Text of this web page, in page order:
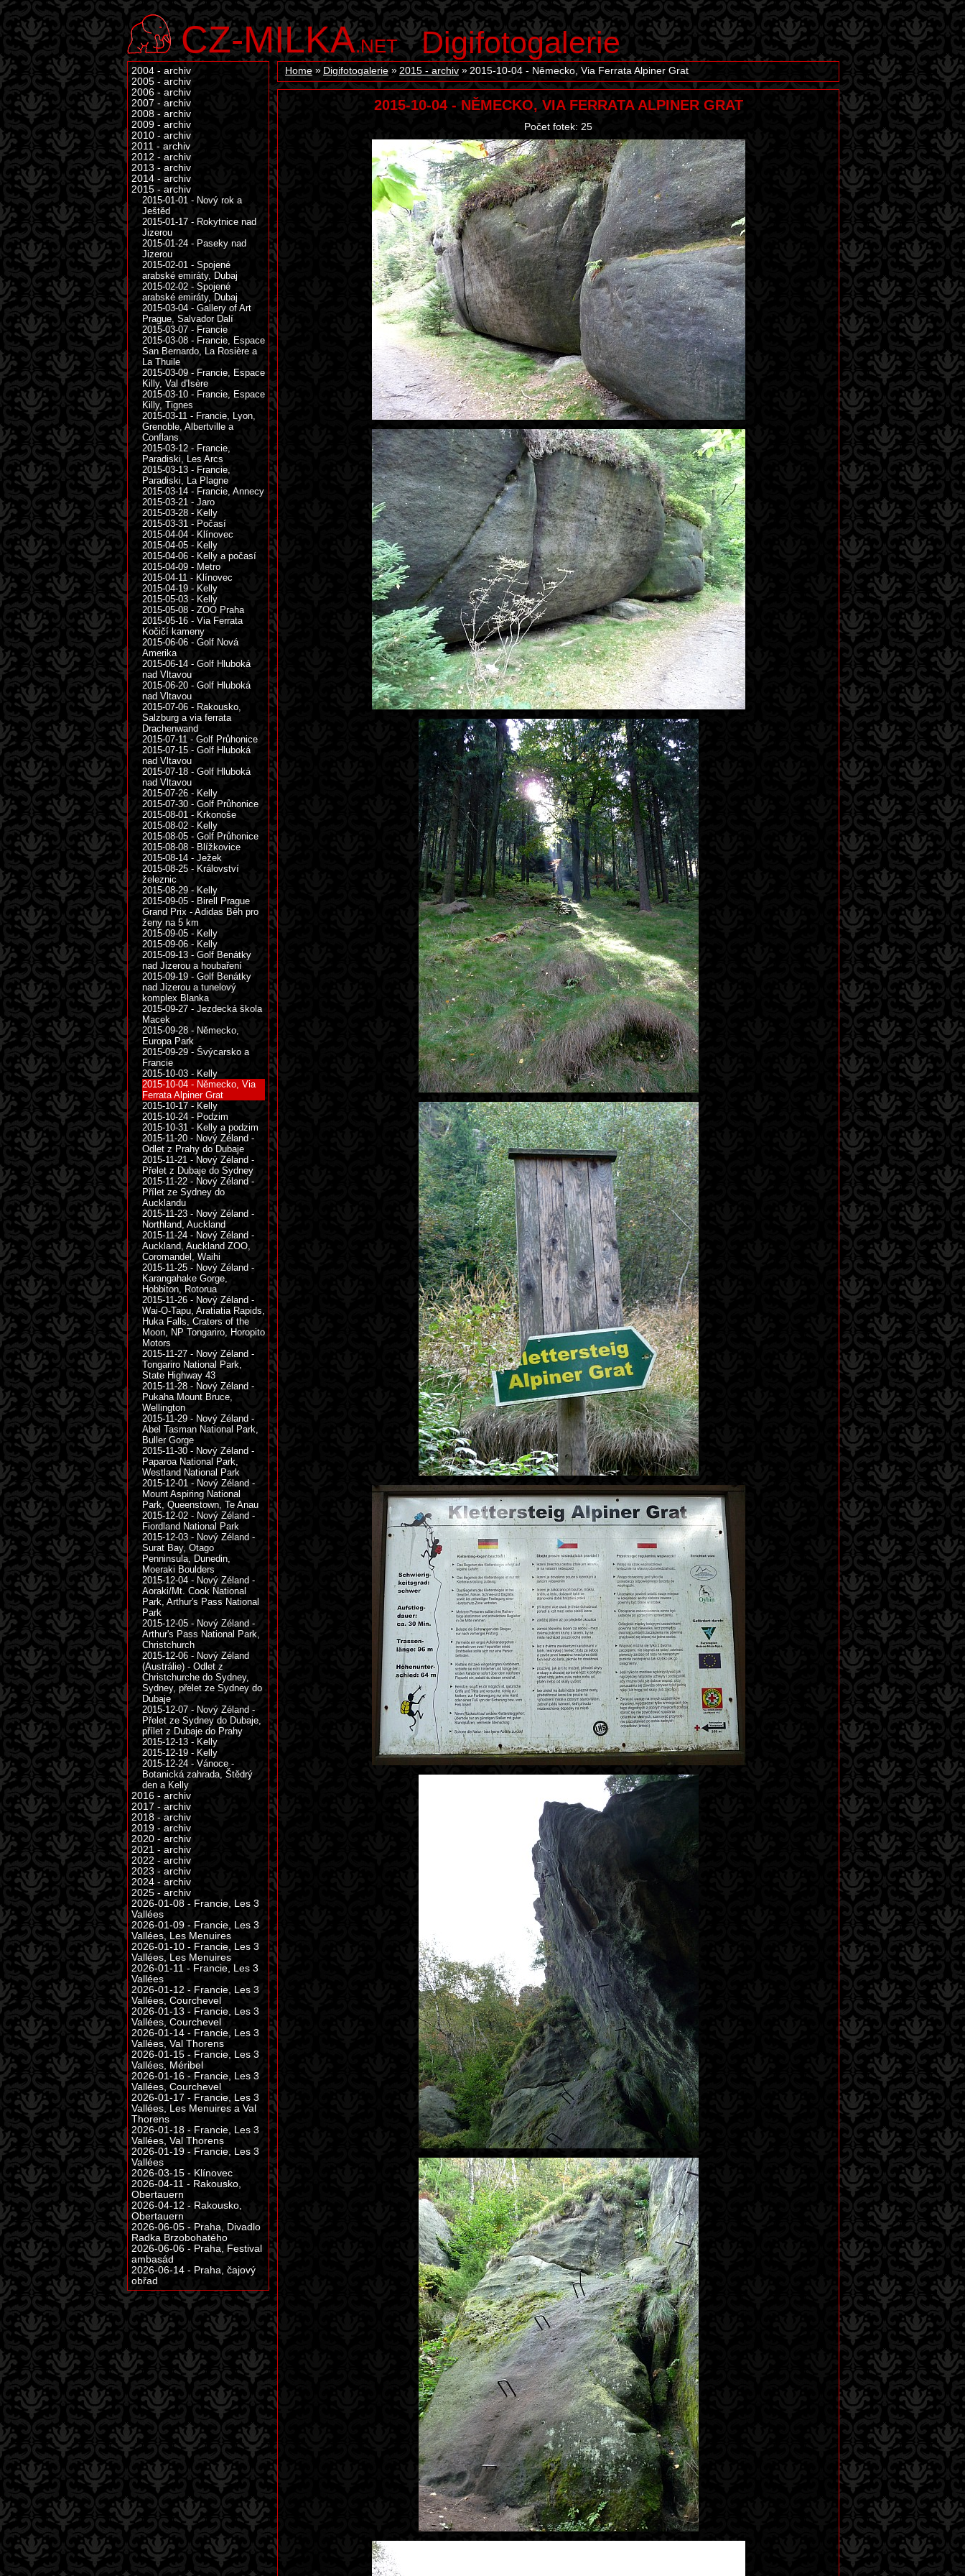
CZ-MILKA.NET Digifotogalerie
Home Digifotogalerie 2015 - archiv 2015-10-04 - Německo, Via Ferrata Alpiner Grat
2015-10-04 - NĚMECKO, VIA FERRATA ALPINER GRAT
Počet fotek: 25
2004 - archiv
2005 - archiv
2006 - archiv
2007 - archiv
2008 - archiv
2009 - archiv
2010 - archiv
2011 - archiv
2012 - archiv
2013 - archiv
2014 - archiv
2015 - archiv
2015-01-01 - Nový rok a
Ještěd
2015-01-17 - Rokytnice nad
Jizerou
2015-01-24 - Paseky nad
Jizerou
2015-02-01 - Spojené
arabské emiráty, Dubaj
2015-02-02 - Spojené
arabské emiráty, Dubaj
2015-03-04 - Gallery of Art
Prague, Salvador Dalí
2015-03-07 - Francie
2015-03-08 - Francie, Espace
San Bernardo, La Rosière a
La Thuile
2015-03-09 - Francie, Espace
Killy, Val d'Isère
2015-03-10 - Francie, Espace
Killy, Tignes
2015-03-11 - Francie, Lyon,
Grenoble, Albertville a
Conflans
2015-03-12 - Francie,
Paradiski, Les Arcs
2015-03-13 - Francie,
Paradiski, La Plagne
2015-03-14 - Francie, Annecy
2015-03-21 - Jaro
2015-03-28 - Kelly
2015-03-31 - Počasí
2015-04-04 - Klínovec
2015-04-05 - Kelly
2015-04-06 - Kelly a počasí
2015-04-09 - Metro
2015-04-11 - Klínovec
2015-04-19 - Kelly
2015-05-03 - Kelly
2015-05-08 - ZOO Praha
2015-05-16 - Via Ferrata
Kočičí kameny
2015-06-06 - Golf Nová
Amerika
2015-06-14 - Golf Hluboká
nad Vltavou
2015-06-20 - Golf Hluboká
nad Vltavou
2015-07-06 - Rakousko,
Salzburg a via ferrata
Drachenwand
2015-07-11 - Golf Průhonice
2015-07-15 - Golf Hluboká
nad Vltavou
2015-07-18 - Golf Hluboká
nad Vltavou
2015-07-26 - Kelly
2015-07-30 - Golf Průhonice
2015-08-01 - Krkonoše
2015-08-02 - Kelly
2015-08-05 - Golf Průhonice
2015-08-08 - Blížkovice
2015-08-14 - Ježek
2015-08-25 - Království
železnic
2015-08-29 - Kelly
2015-09-05 - Birell Prague
Grand Prix - Adidas Běh pro
ženy na 5 km
2015-09-05 - Kelly
2015-09-06 - Kelly
2015-09-13 - Golf Benátky
nad Jizerou a houbaření
2015-09-19 - Golf Benátky
nad Jizerou a tunelový
komplex Blanka
2015-09-27 - Jezdecká škola
Macek
2015-09-28 - Německo,
Europa Park
2015-09-29 - Švýcarsko a
Francie
2015-10-03 - Kelly
2015-10-04 - Německo, Via
Ferrata Alpiner Grat
2015-10-17 - Kelly
2015-10-24 - Podzim
2015-10-31 - Kelly a podzim
2015-11-20 - Nový Zéland -
Odlet z Prahy do Dubaje
2015-11-21 - Nový Zéland -
Přelet z Dubaje do Sydney
2015-11-22 - Nový Zéland -
Přílet ze Sydney do
Aucklandu
2015-11-23 - Nový Zéland -
Northland, Auckland
2015-11-24 - Nový Zéland -
Auckland, Auckland ZOO,
Coromandel, Waihi
2015-11-25 - Nový Zéland -
Karangahake Gorge,
Hobbiton, Rotorua
2015-11-26 - Nový Zéland -
Wai-O-Tapu, Aratiatia Rapids,
Huka Falls, Craters of the
Moon, NP Tongariro, Horopito
Motors
2015-11-27 - Nový Zéland -
Tongariro National Park,
State Highway 43
2015-11-28 - Nový Zéland -
Pukaha Mount Bruce,
Wellington
2015-11-29 - Nový Zéland -
Abel Tasman National Park,
Buller Gorge
2015-11-30 - Nový Zéland -
Paparoa National Park,
Westland National Park
2015-12-01 - Nový Zéland -
Mount Aspiring National
Park, Queenstown, Te Anau
2015-12-02 - Nový Zéland -
Fiordland National Park
2015-12-03 - Nový Zéland -
Surat Bay, Otago
Penninsula, Dunedin,
Moeraki Boulders
2015-12-04 - Nový Zéland -
Aoraki/Mt. Cook National
Park, Arthur's Pass National
Park
2015-12-05 - Nový Zéland -
Arthur's Pass National Park,
Christchurch
2015-12-06 - Nový Zéland
(Austrálie) - Odlet z
Christchurche do Sydney,
Sydney, přelet ze Sydney do
Dubaje
2015-12-07 - Nový Zéland -
Přelet ze Sydney do Dubaje,
přílet z Dubaje do Prahy
2015-12-13 - Kelly
2015-12-19 - Kelly
2015-12-24 - Vánoce -
Botanická zahrada, Štědrý
den a Kelly
2016 - archiv
2017 - archiv
2018 - archiv
2019 - archiv
2020 - archiv
2021 - archiv
2022 - archiv
2023 - archiv
2024 - archiv
2025 - archiv
2026-01-08 - Francie, Les 3
Vallées
2026-01-09 - Francie, Les 3
Vallées, Les Menuires
2026-01-10 - Francie, Les 3
Vallées, Les Menuires
2026-01-11 - Francie, Les 3
Vallées
2026-01-12 - Francie, Les 3
Vallées, Courchevel
2026-01-13 - Francie, Les 3
Vallées, Courchevel
2026-01-14 - Francie, Les 3
Vallées, Val Thorens
2026-01-15 - Francie, Les 3
Vallées, Méribel
2026-01-16 - Francie, Les 3
Vallées, Courchevel
2026-01-17 - Francie, Les 3
Vallées, Les Menuires a Val
Thorens
2026-01-18 - Francie, Les 3
Vallées, Val Thorens
2026-01-19 - Francie, Les 3
Vallées
2026-03-15 - Klínovec
2026-04-11 - Rakousko,
Obertauern
2026-04-12 - Rakousko,
Obertauern
2026-06-05 - Praha, Divadlo
Radka Brzobohatého
2026-06-06 - Praha, Festival
ambasád
2026-06-14 - Praha, čajový
obřad